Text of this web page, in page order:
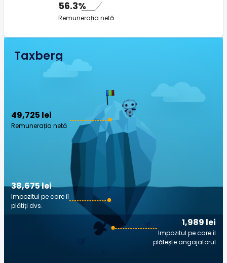
56.3%
Remunerația netă
Taxberg
49,725 lei
Remunerația netă
1,989 lei
Impozitul pe care îl
plătește angajatorul
38,675 lei
Impozitul pe care îl
plătiți dvs.